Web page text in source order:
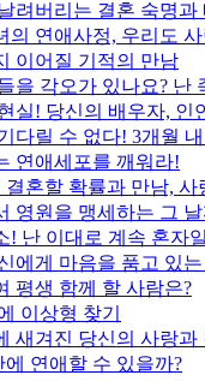
려버리는 결혼 숙명과
의 연애사정, 우리도
이어질 기적의 만남
을 각오가 있나요? 난
실! 당신의 배우자, 인
다릴 수 없다! 3개월
연애세포를 깨워라!
결혼할 확률과 만남, 사
영원을 맹세하는 그
! 난 이대로 계속 혼자
에게 마음을 품고 있
평생 함께 할 사람은?
이상형 찾기
새겨진 당신의 사랑과
에 연애할 수 있을까?